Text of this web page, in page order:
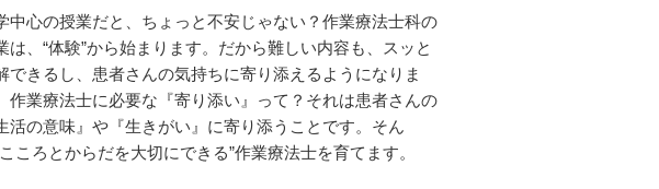
中⼼の授業だと、ちょっと不安じゃない？作業療法士科の
は、“体験”から始まります。だから難しい内容も、スッと
できるし、患者さんの気持ちに寄り添えるようになりま
作業療法士に必要な『寄り添い』って？それは患者さんの
活の意味』や『生きがい』に寄り添うことです。そん
ころとからだを⼤切にできる”作業療法⼠を育てます。